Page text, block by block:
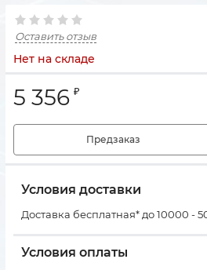
Оставить отзыв
Нет на складе
5 356 ₽
Предзаказ
Условия доставки
Доставка бесплатная* до 10000 -
Условия оплаты